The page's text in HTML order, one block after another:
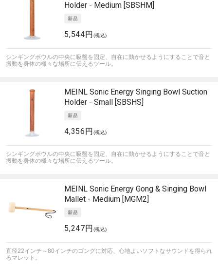
Holder - Medium [SBSHM]
5,544円 (税込)
シンギングボウルの中央に吸盤を固定、自在に動かせるようにすることで音と
振動を身体の様々な場所に伝えるツール。
MEINL Sonic Energy Singing Bowl Suction
Holder - Small [SBSHS]
4,356円 (税込)
シンギングボウルの中央に吸盤を固定、自在に動かせるようにすることで音と
振動を身体の様々な場所に伝えるツール。
MEINL Sonic Energy Gong & Singing Bowl
Mallet - Medium [MGM2]
5,247円 (税込)
直径22インチ～80インチのゴングに対応、心地よいソフトなサウンドを得られ
るマレット。